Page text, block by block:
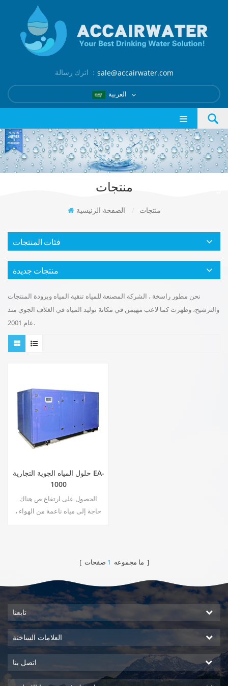
اترك رسالة ： sale@accairwater.com
منتجات
الصفحة الرئيسية / منتجات
فئات المنتجات
منتجات جديدة
نحن مطور راسخة ، الشركة المصنعة للمياه تنقية المياه وبرودة المنتجات
والترشيح، وظهرت كما لاعب مهيمن في مكانة توليد المياه في الغلاف الجوي منذ
عام 2001.
حلول المياه الجوية التجارية EA-
1000
الحصول على ارتفاع ص هناك
حاجة إلى مياه ناعمة من الهواء ،
[ ما مجموعه 1 صفحات ]
تابعنا
العلامات الساخنة
اتصل بنا